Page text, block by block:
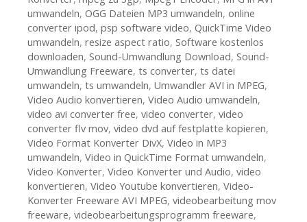
umwandeln, OGG Dateien MP3 umwandeln, online
converter ipod, psp software video, QuickTime Video
umwandeln, resize aspect ratio, Software kostenlos
downloaden, Sound-Umwandlung Download, Sound-
Umwandlung Freeware, ts converter, ts datei
umwandeln, ts umwandeln, Umwandler AVI in MPEG,
Video Audio konvertieren, Video Audio umwandeln,
video avi converter free, video converter, video
converter flv mov, video dvd auf festplatte kopieren,
Video Format Konverter DivX, Video in MP3
umwandeln, Video in QuickTime Format umwandeln,
Video Konverter, Video Konverter und Audio, video
konvertieren, Video Youtube konvertieren, Video-
Konverter Freeware AVI MPEG, videobearbeitung mov
freeware, videobearbeitungsprogramm freeware,